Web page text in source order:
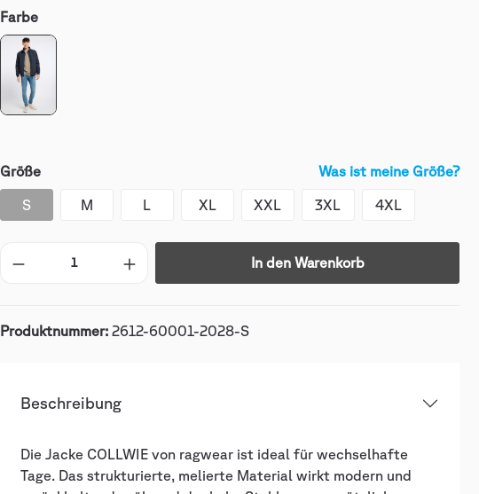
Farbe
Größe Was ist meine Größe?
S M L XL XXL 3XL 4XL
In den Warenkorb
Produktnummer: 2612-60001-2028-S
Beschreibung
Die Jacke COLLWIE von ragwear ist ideal für wechselhafte
Tage. Das strukturierte, melierte Material wirkt modern und